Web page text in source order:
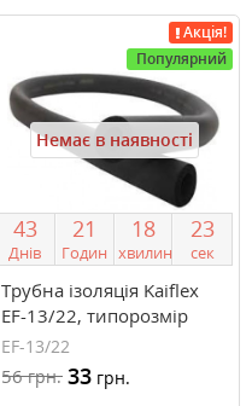
Акція!
Популярний
Немає в наявності
43
Днів
21
Годин
18
хвилин
23
сек
Трубна ізоляція Kaiflex
EF-13/22, типорозмір
13/22 мм
EF-13/22
56грн. 33 грн.